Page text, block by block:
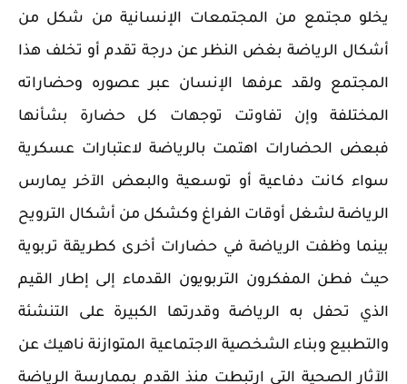
يخلو مجتمع من المجتمعات الإنسانية من شكل من
أشكال الرياضة بغض النظر عن درجة تقدم أو تخلف هذا
المجتمع ولقد عرفها الإنسان عبر عصوره وحضاراته
المختلفة وإن تفاوتت توجهات كل حضارة بشأنها
فبعض الحضارات اهتمت بالرياضة لاعتبارات عسكرية
سواء كانت دفاعية أو توسعية والبعض الآخر يمارس
الرياضة لشغل أوقات الفراغ وكشكل من أشكال الترويح
بينما وظفت الرياضة في حضارات أخرى كطريقة تربوية
حيث فطن المفكرون التربويون القدماء إلى إطار القيم
الذي تحفل به الرياضة وقدرتها الكبيرة على التنشئة
والتطبيع وبناء الشخصية الاجتماعية المتوازنة ناهيك عن
الآثار الصحية التي ارتبطت منذ القدم بممارسة الرياضة